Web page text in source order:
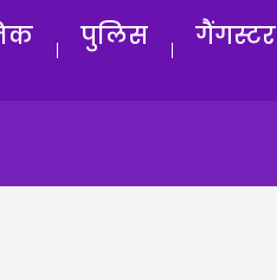
पुलिस गैंगस्टर